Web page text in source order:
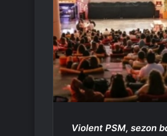
Violent PSM, sezon